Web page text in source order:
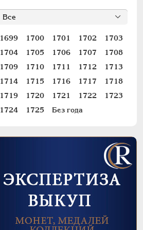
1699 1700 1701 1702
1703
1704
1705 1706 1707
1708
1709
1710 1711 1712
1713
1714
1715 1716 1717
1718
1719
1720 1721 1722
1723
1724
1725 Без года